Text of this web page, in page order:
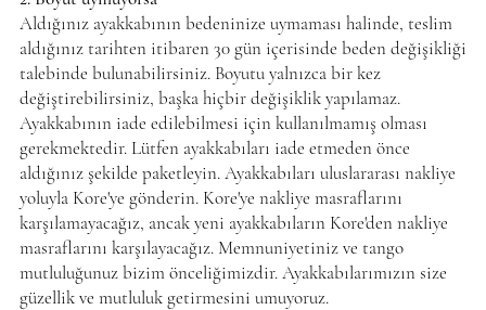
Aldığınız ayakkabının bedeninize uymaması halinde, teslim
aldığınız tarihten itibaren 30 gün içerisinde beden değişikliği
talebinde bulunabilirsiniz. Boyutu yalnızca bir kez
değiştirebilirsiniz, başka hiçbir değişiklik yapılamaz.
Ayakkabının iade edilebilmesi için kullanılmamış olması
gerekmektedir. Lütfen ayakkabıları iade etmeden önce
aldığınız şekilde paketleyin. Ayakkabıları uluslararası nakliye
yoluyla Kore'ye gönderin. Kore'ye nakliye masraflarını
karşılamayacağız, ancak yeni ayakkabıların Kore'den nakliye
masraflarını karşılayacağız. Memnuniyetiniz ve tango
mutluluğunuz bizim önceliğimizdir. Ayakkabılarımızın size
güzellik ve mutluluk getirmesini umuyoruz.